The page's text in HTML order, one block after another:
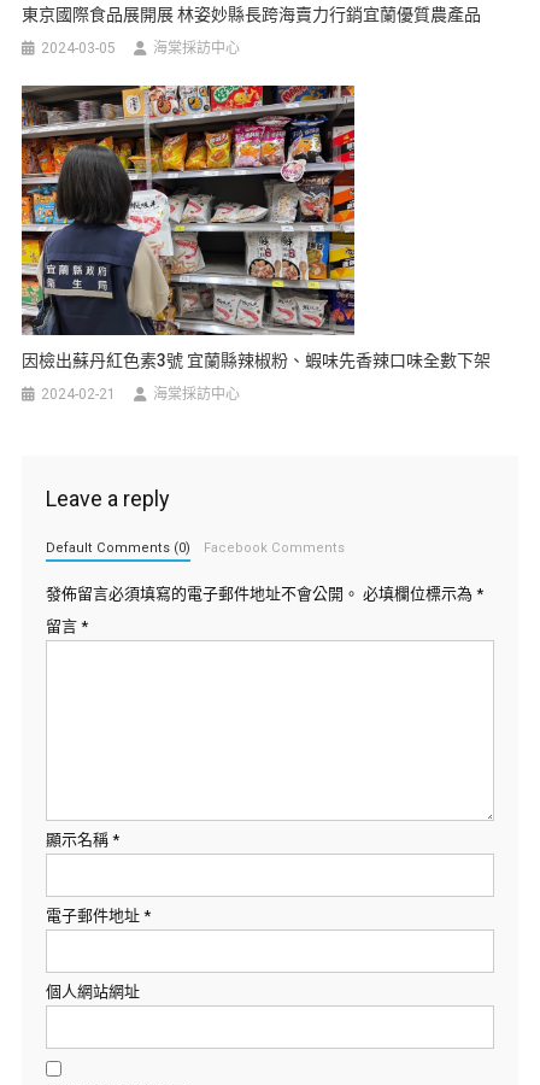
東京國際食品展開展 林姿妙縣長跨海賣力行銷宜蘭優質農產品
2024-03-05 海棠採訪中心
因檢出蘇丹紅色素3號 宜蘭縣辣椒粉、蝦味先香辣口味全數下架
2024-02-21 海棠採訪中心
Leave a reply
Default Comments (0) Facebook Comments
發佈留言必須填寫的電子郵件地址不會公開。 必填欄位標示為 *
留言 *
顯示名稱 *
電子郵件地址 *
個人網站網址